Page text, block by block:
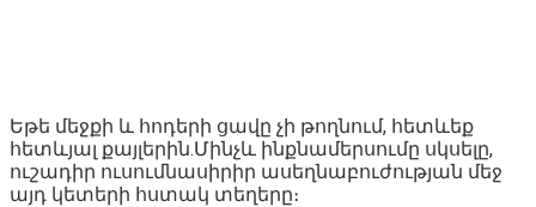
Եթե մեջքի և հոդերի ցավը չի թողնում, հետևեք
հետևյալ քայլերին.Մինչև ինքնամերսումը սկսելը,
ուշադիր ուսումնասիրիր ասեղնաբուժության մեջ
այդ կետերի հստակ տեղերը։